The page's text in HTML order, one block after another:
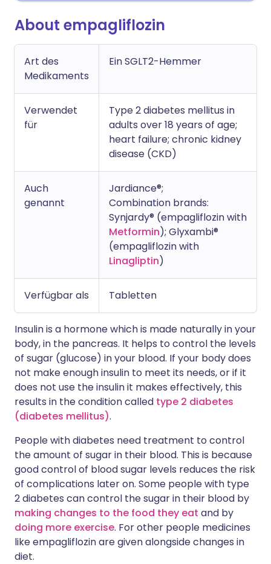
About empagliflozin
Art des
Medikaments
Ein SGLT2-Hemmer
Verwendet
für
Type 2 diabetes mellitus in
adults over 18 years of age;
heart failure; chronic kidney
disease (CKD)
Auch
genannt
Jardiance®;
Combination brands:
Synjardy® (empagliflozin with
Metformin); Glyxambi®
(empagliflozin with
Linagliptin)
Verfügbar als Tabletten
Insulin is a hormone which is made naturally in your
body, in the pancreas. It helps to control the levels
of sugar (glucose) in your blood. If your body does
not make enough insulin to meet its needs, or if it
does not use the insulin it makes effectively, this
results in the condition called type 2 diabetes
(diabetes mellitus).
People with diabetes need treatment to control
the amount of sugar in their blood. This is because
good control of blood sugar levels reduces the risk
of complications later on. Some people with type
2 diabetes can control the sugar in their blood by
making changes to the food they eat and by
doing more exercise. For other people medicines
like empagliflozin are given alongside changes in
diet.